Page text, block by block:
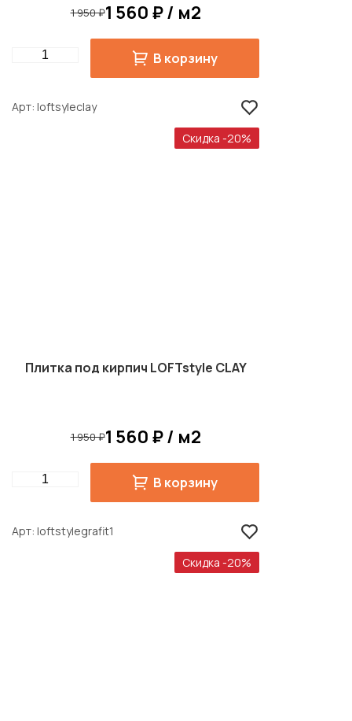
1 950 ₽1 560 ₽ / м2
Quantity В корзину
Арт loftsyleclay
Скидка -20%
Плитка под кирпич LOFTstyle CLAY
1 950 ₽1 560 ₽ / м2
Quantity В корзину
Арт loftstylegrafit1
Скидка -20%